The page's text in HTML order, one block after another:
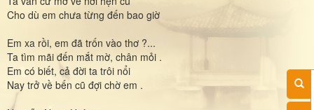
Cho dù em chưa từng đến bao giờ
Em xa rồi, em đã trốn vào thơ ?...
Ta tìm mãi đến mắt mờ, chân mỏi .
Em có biết, cả đời ta trôi nổi
Nay trở về bến cũ đợi chờ em .